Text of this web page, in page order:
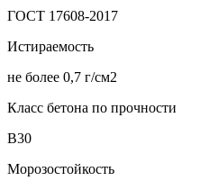
ГОСТ 17608-2017
Истираемость
не более 0,7 г/см2
Класс бетона по прочности
В30
Морозостойкость